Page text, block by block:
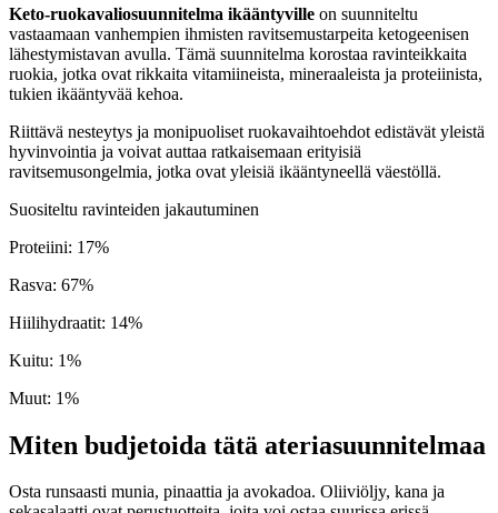
Keto-ruokavaliosuunnitelma ikääntyville on suunniteltu
vastaamaan vanhempien ihmisten ravitsemustarpeita ketogeenisen
lähestymistavan avulla. Tämä suunnitelma korostaa ravinteikkaita
ruokia, jotka ovat rikkaita vitamiineista, mineraaleista ja proteiinista,
tukien ikääntyvää kehoa.
Riittävä nesteytys ja monipuoliset ruokavaihtoehdot edistävät yleistä
hyvinvointia ja voivat auttaa ratkaisemaan erityisiä
ravitsemusongelmia, jotka ovat yleisiä ikääntyneellä väestöllä.
Suositeltu ravinteiden jakautuminen
Proteiini: 17%
Rasva: 67%
Hiilihydraatit: 14%
Kuitu: 1%
Muut: 1%
Miten budjetoida tätä ateriasuunnitelmaa
Osta runsaasti munia, pinaattia ja avokadoa. Oliiviöljy, kana ja